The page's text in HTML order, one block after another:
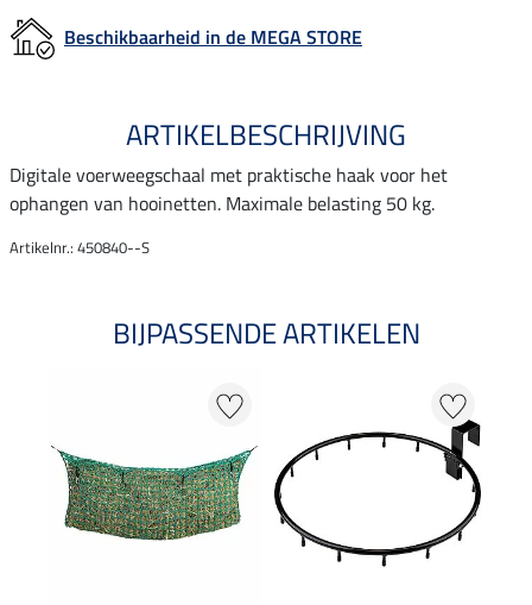
Beschikbaarheid in de MEGA STORE
ARTIKELBESCHRIJVING
Digitale voerweegschaal met praktische haak voor het
ophangen van hooinetten. Maximale belasting 50 kg.
Artikelnr.: 450840--S
BIJPASSENDE ARTIKELEN